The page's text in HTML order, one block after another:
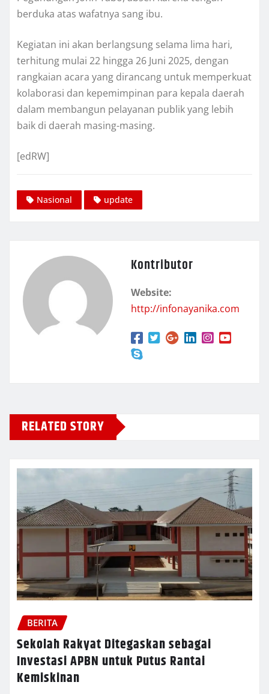
berduka atas wafatnya sang ibu.
Kegiatan ini akan berlangsung selama lima hari,
terhitung mulai 22 hingga 26 Juni 2025, dengan
rangkaian acara yang dirancang untuk memperkuat
kolaborasi dan kepemimpinan para kepala daerah
dalam membangun pelayanan publik yang lebih
baik di daerah masing-masing.
[edRW]
Nasional update
Kontributor
Website:
http://infonayanika.com
RELATED STORY
BERITA
Sekolah Rakyat Ditegaskan sebagai
Investasi APBN untuk Putus Rantai
Kemiskinan